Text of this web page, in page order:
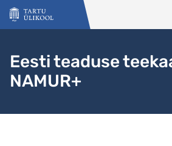
Liigu edasi põhisisu juurde
Eesti teaduse
NAMUR+